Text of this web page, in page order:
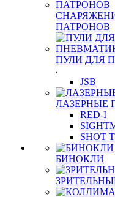
ПАТРОНОВ
ПУЛИ ДЛЯ
JSB
ЛАЗЕРНЫЕ
RED-I
SHOT
БИНОКЛИ